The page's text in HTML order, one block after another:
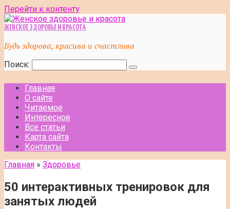
Перейти к контенту
ЖЕНСКОЕ ЗДОРОВЬЕ И КРАСОТА
Будь здорова, красива и счастлива
Поиск:
Главная
О сайте
Читаемое
Интересное
Все статьи
Карта сайта
Контакты
Главная » Здоровье
50 интерактивных тренировок для
занятых людей